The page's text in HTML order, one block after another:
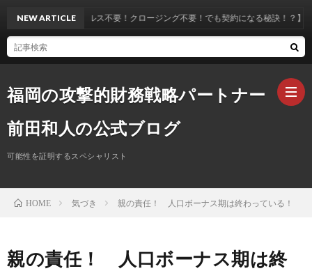
福岡の攻撃的財務戦略パートナー
前田和人の公式ブログ
可能性を証明するスペシャリスト
NEW ARTICLE
【セールス不要！クロージング不要！でも契約になる秘訣！？】
HOME 気づき 親の責任！ 人口ボーナス期は終わっている！
親の責任！ 人口ボーナス期は終